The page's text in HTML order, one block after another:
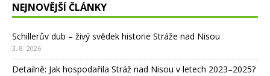
NEJNOVĚJŠÍ ČLÁNKY
Schillerův dub – živý svědek historie Stráže nad Nisou
3. 8. 2026
Detailně: Jak hospodařila Stráž nad Nisou v letech 2023–2025?